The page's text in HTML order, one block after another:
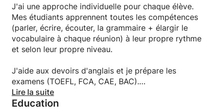
J'ai une approche individuelle pour chaque élève.
Mes étudiants apprennent toutes les compétences
(parler, écrire, écouter, la grammaire + élargir le
vocabulaire à chaque réunion) à leur propre rythme
et selon leur propre niveau.
J'aide aux devoirs d'anglais et je prépare les
examens (TOEFL, FCA, CAE, BAC).
J'aide les adultes avec l'anglais des affaires, en
fonction de leur domaine de travail.
Lire la suite
Education